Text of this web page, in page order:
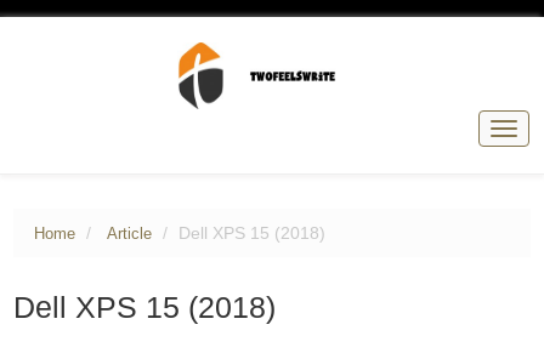
Home Article Dell XPS 15 (2018)
Dell XPS 15 (2018)